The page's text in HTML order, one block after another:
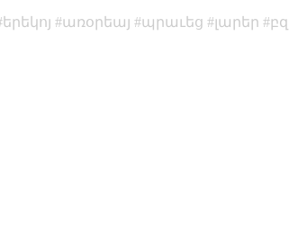
երեկոյ առօրեայ պրաւեց լարեր